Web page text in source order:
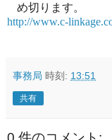
め切ります。
http://www.c-
事務局 時刻: 13:51
共有